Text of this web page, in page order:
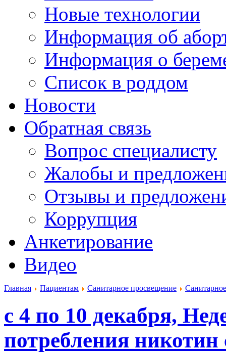
Новые технологии
Информация об
Информация о
Список в роддом
Новости
Обратная связь
Вопрос специалисту
Жалобы и
Отзывы и
Коррупция
Анкетирование
Видео
Главная Пациентам Санитарное просвещение
с 4 по 10 декабря,
потребления